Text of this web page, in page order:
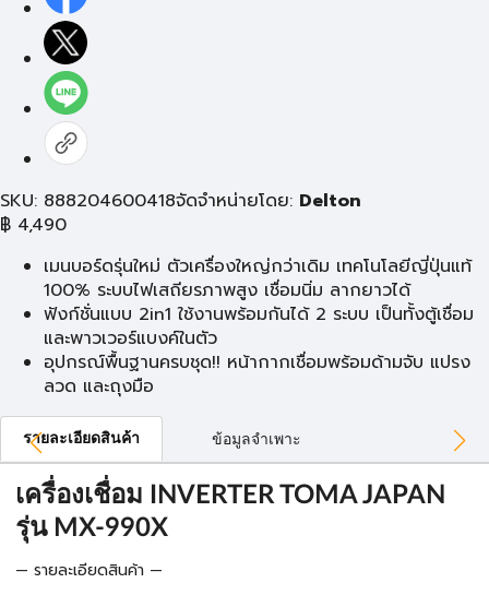
SKU: 888204600418จัดจำหน่ายโดย: Delton
฿ 4,490
เมนบอร์ดรุ่นใหม่ ตัวเครื่องใหญ่กว่าเดิม เทคโนโลยีญี่ปุ่นแท้
100% ระบบไฟเสถียรภาพสูง เชื่อมนิ่ม ลากยาวได้
ฟังก์ชั่นแบบ 2in1 ใช้งานพร้อมกันได้ 2 ระบบ เป็นทั้งตู้เชื่อม
และพาวเวอร์แบงค์ในตัว
อุปกรณ์พื้นฐานครบชุด!! หน้ากากเชื่อมพร้อมด้ามจับ แปรง
ลวด และถุงมือ
รายละเอียดสินค้า ข้อมูลจำเพาะ
เครื่องเชื่อม INVERTER TOMA JAPAN
รุ่น MX-990X
— รายละเอียดสินค้า —